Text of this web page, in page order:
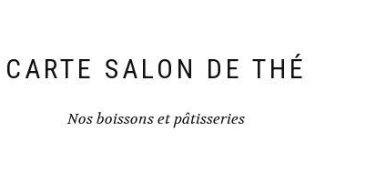
CARTE SALON DE THÉ
Nos boissons et pâtisseries